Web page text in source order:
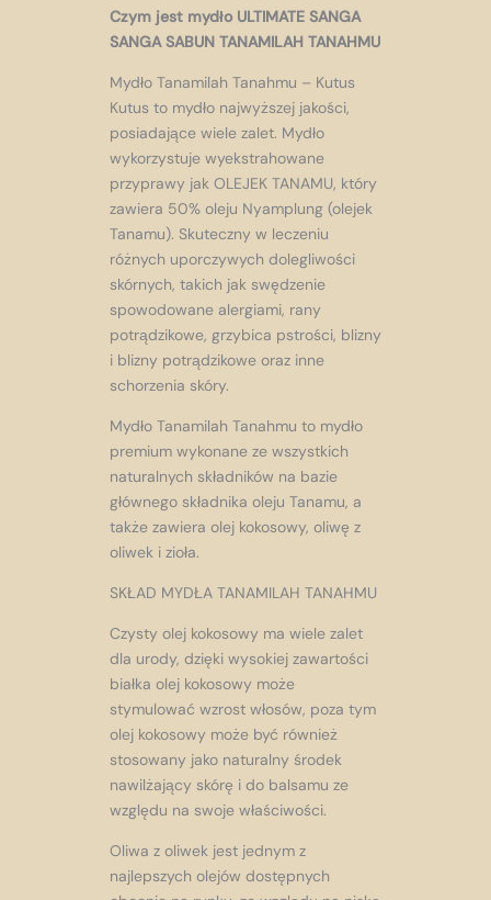
Czym jest mydło ULTIMATE SANGA
SANGA SABUN TANAMILAH TANAHMU
Mydło Tanamilah Tanahmu – Kutus
Kutus to mydło najwyższej jakości,
posiadające wiele zalet. Mydło
wykorzystuje wyekstrahowane
przyprawy jak OLEJEK TANAMU, który
zawiera 50% oleju Nyamplung (olejek
Tanamu). Skuteczny w leczeniu
różnych uporczywych dolegliwości
skórnych, takich jak swędzenie
spowodowane alergiami, rany
potrądzikowe, grzybica pstrości, blizny
i blizny potrądzikowe oraz inne
schorzenia skóry.
Mydło Tanamilah Tanahmu to mydło
premium wykonane ze wszystkich
naturalnych składników na bazie
głównego składnika oleju Tanamu, a
także zawiera olej kokosowy, oliwę z
oliwek i zioła.
SKŁAD MYDŁA TANAMILAH TANAHMU
Czysty olej kokosowy ma wiele zalet
dla urody, dzięki wysokiej zawartości
białka olej kokosowy może
stymulować wzrost włosów, poza tym
olej kokosowy może być również
stosowany jako naturalny środek
nawilżający skórę i do balsamu ze
względu na swoje właściwości.
Oliwa z oliwek jest jednym z
najlepszych olejów dostępnych